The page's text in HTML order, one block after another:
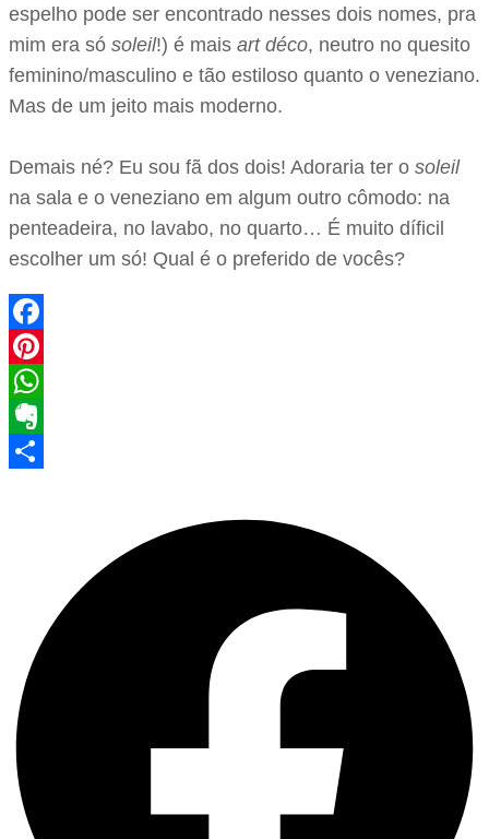
espelho pode ser encontrado nesses dois nomes, pra
mim era só soleil!) é mais art déco, neutro no quesito
feminino/masculino e tão estiloso quanto o veneziano.
Mas de um jeito mais moderno.
Demais né? Eu sou fã dos dois! Adoraria ter o soleil
na sala e o veneziano em algum outro cômodo: na
penteadeira, no lavabo, no quarto… É muito díficil
escolher um só! Qual é o preferido de vocês?
Facebook
Pinterest
WhatsApp
Evernote